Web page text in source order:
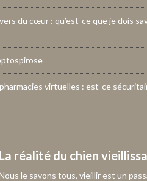
du cœur : qu’est-ce que je dois
virtuelles : est-ce
La réalité du chien
le savons tous, vieillir est un